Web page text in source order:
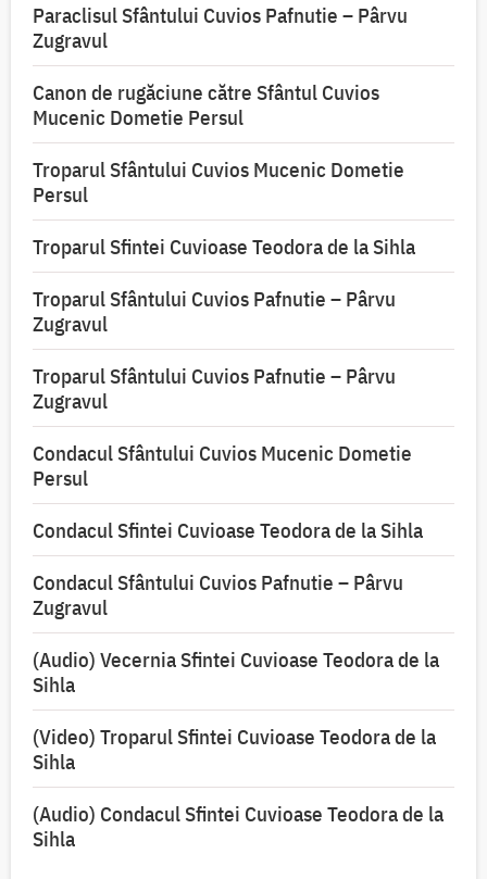
Paraclisul Sfântului Cuvios Pafnutie – Pârvu
Zugravul
Canon de rugăciune către Sfântul Cuvios
Mucenic Dometie Persul
Troparul Sfântului Cuvios Mucenic Dometie
Persul
Troparul Sfintei Cuvioase Teodora de la Sihla
Troparul Sfântului Cuvios Pafnutie – Pârvu
Zugravul
Troparul Sfântului Cuvios Pafnutie – Pârvu
Zugravul
Condacul Sfântului Cuvios Mucenic Dometie
Persul
Condacul Sfintei Cuvioase Teodora de la Sihla
Condacul Sfântului Cuvios Pafnutie – Pârvu
Zugravul
(Audio) Vecernia Sfintei Cuvioase Teodora de la
Sihla
(Video) Troparul Sfintei Cuvioase Teodora de la
Sihla
(Audio) Condacul Sfintei Cuvioase Teodora de la
Sihla